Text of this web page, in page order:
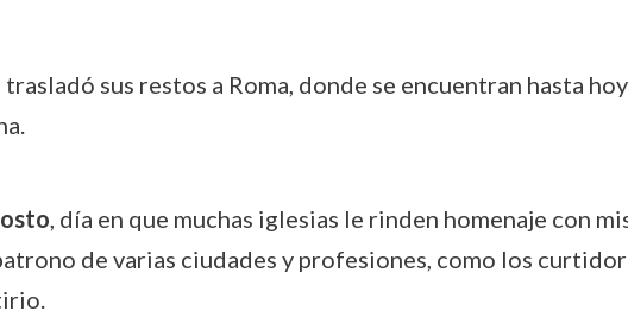
sus restos a Roma, donde se encuentran hasta
, día en que muchas iglesias le rinden homenaje con
de varias ciudades y profesiones, como los